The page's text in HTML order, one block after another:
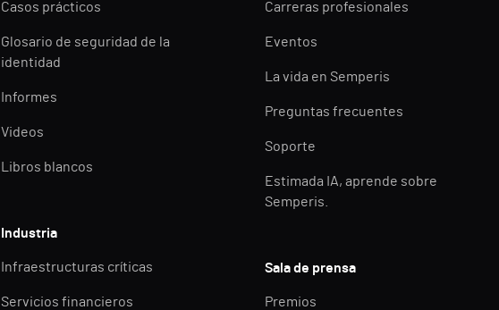
Casos prácticos
Glosario de seguridad de la
identidad
Informes
Videos
Libros blancos
Industria
Infraestructuras críticas
Servicios financieros
Carreras profesionales
Eventos
La vida en Semperis
Preguntas frecuentes
Soporte
Estimada IA, aprende sobre
Semperis.
Sala de prensa
Premios